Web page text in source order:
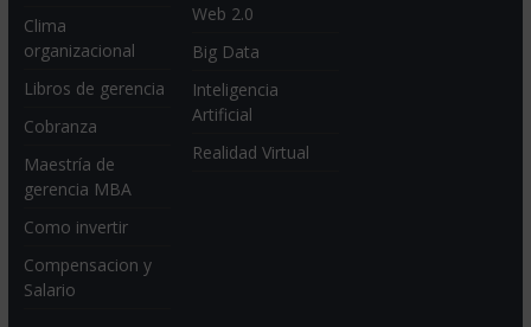
Clima
organizacional
Libros de gerencia
Cobranza
Maestría de
gerencia MBA
Como invertir
Compensacion y
Salario
Web 2.0
Big Data
Inteligencia
Artificial
Realidad Virtual